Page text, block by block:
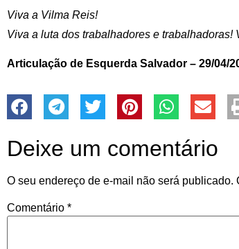
Viva a Vilma Reis!
Viva a luta dos trabalhadores e trabalhadoras!
Articulação de Esquerda Salvador – 29/04/
Deixe um comentário
O seu endereço de e-mail não será publicado.
Comentário *